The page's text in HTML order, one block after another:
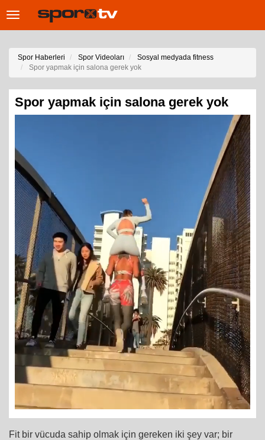
Toggle
Spor Haberleri Spor Videoları
Sosyal medyada fitness
Spor yapmak için salona gerek yok
Spor yapmak için salona gerek yok
Fit bir vücuda sahip olmak için gereken iki şey var; bir